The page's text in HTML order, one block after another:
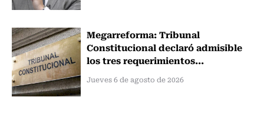
Megarreforma: Tribunal
Constitucional declaró admisible
los tres requerimientos...
Jueves 6 de agosto de 2026